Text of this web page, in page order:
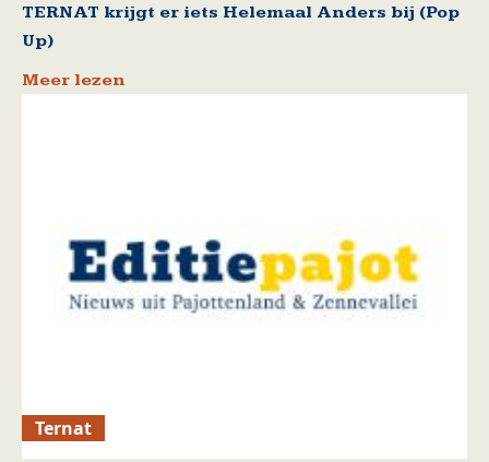
TERNAT krijgt er iets Helemaal Anders bij (Pop
Up)
Meer lezen
Ternat